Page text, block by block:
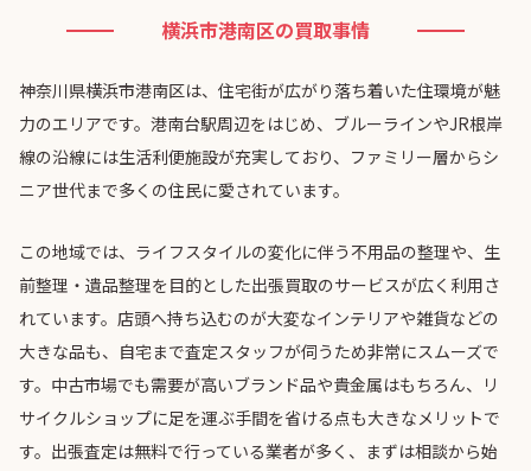
横浜市港南区の買取事情
神奈川県横浜市港南区は、住宅街が広がり落ち着いた住環境が魅
力のエリアです。港南台駅周辺をはじめ、ブルーラインやJR根岸
線の沿線には生活利便施設が充実しており、ファミリー層からシ
ニア世代まで多くの住民に愛されています。
この地域では、ライフスタイルの変化に伴う不用品の整理や、生
前整理・遺品整理を目的とした出張買取のサービスが広く利用さ
れています。店頭へ持ち込むのが大変なインテリアや雑貨などの
大きな品も、自宅まで査定スタッフが伺うため非常にスムーズで
す。中古市場でも需要が高いブランド品や貴金属はもちろん、リ
サイクルショップに足を運ぶ手間を省ける点も大きなメリットで
す。出張査定は無料で行っている業者が多く、まずは相談から始